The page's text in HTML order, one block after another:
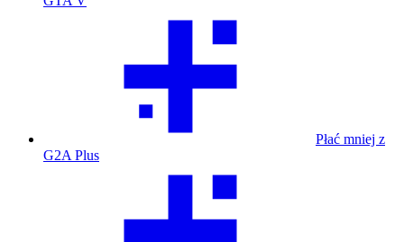
Płać mniej z
G2A Plus